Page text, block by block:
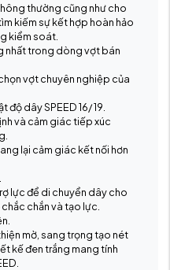
thường cũng như cho
kiếm sự kết hợp hoàn hảo
kiểm soát.
nhất trong dòng vợt bán
vợt chuyên nghiệp của
độ dây SPEED 16/ 19.
và cảm giác tiếp xúc
lại cảm giác kết nối hơn
lực để di chuyển dây cho
chắn và tạo lực.
mờ, sang trọng tạo nét
kế đen trắng mang tính